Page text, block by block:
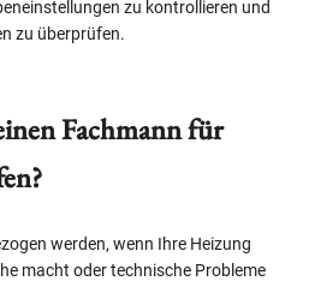
zu kontrollieren und
zu überprüfen.
Fachmann für
werden, wenn Ihre Heizung
macht oder technische Probleme